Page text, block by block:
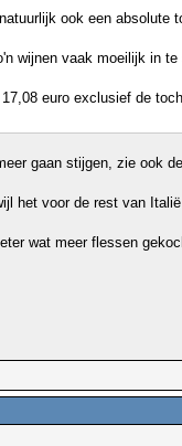
ook een absolute
wijnen vaak moeilijk in
euro exclusief de
gaan stijgen, zie ook
het voor de rest van
wat meer flessen